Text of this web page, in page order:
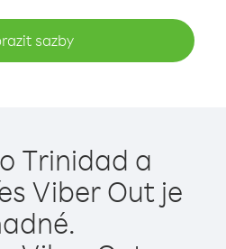
sazby
Trinidad a
Viber Out je